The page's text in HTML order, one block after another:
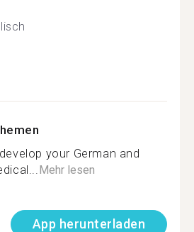
your German and
Mehr lesen
App herunterladen